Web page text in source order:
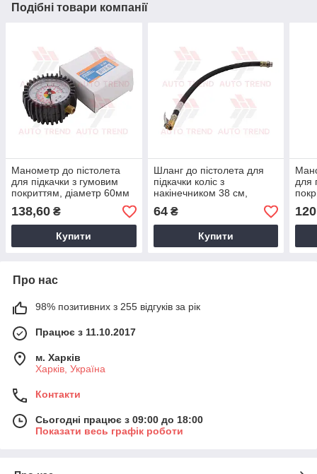
Подібні товари компанії
Манометр до пістолета
для підкачки з гумовим
покриттям, діаметр 60мм
138,60 ₴
Купити
Шланг до пістолета для
підкачки коліс з
накінечником 38 см,
латунь/метал., різьба 1/4
64₴
Купити
для
120
Про нас
98% позитивних з 255 відгуків за рік
Працює з 11.10.2017
м. Харків
Харків, Україна
Контакти
Сьогодні працює з 09:00 до 18:00
Показати весь графік роботи